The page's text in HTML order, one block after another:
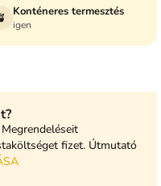
Konténeres termesztés
igen
fizet. Útmutató